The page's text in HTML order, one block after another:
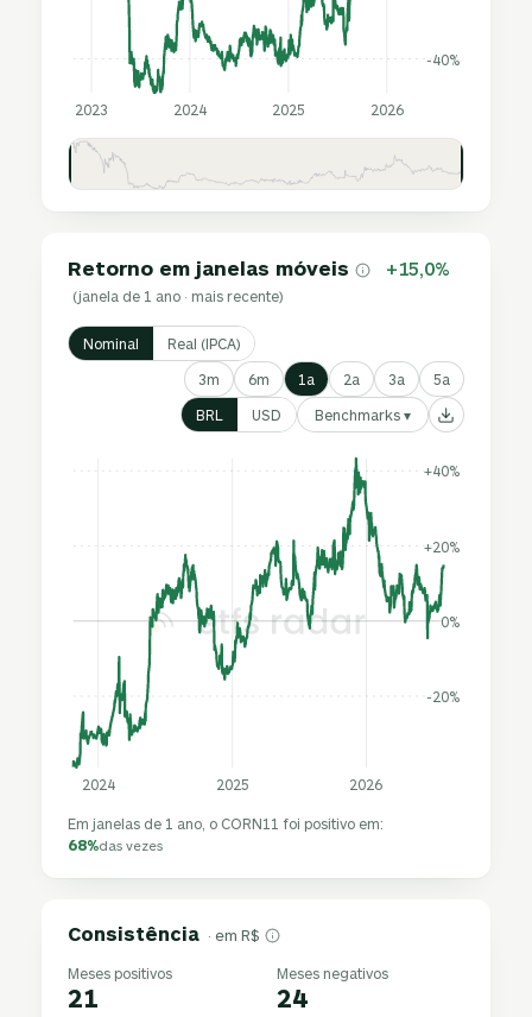
-40%
2023 2024 2025 2026
Retorno em janelas móveis +15,0%
(janela de 1 ano · mais recente)
Nominal Real (IPCA)
3m 6m 1a 2a 3a 5a
BRL USD Benchmarks ▾
-20%
0%
+20%
+40%
2024 2025 2026
Em janelas de 1 ano, o CORN11 foi positivo em:
68%das vezes
Consistência · em R$
Meses positivos
21
Meses negativos
24